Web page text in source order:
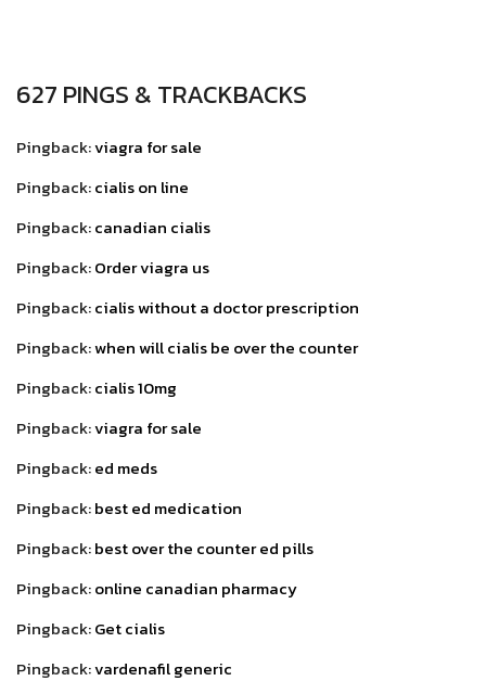
627 PINGS & TRACKBACKS
Pingback:viagra for sale
Pingback:cialis on line
Pingback:canadian cialis
Pingback:Order viagra us
Pingback:cialis without a doctor prescription
Pingback:when will cialis be over the counter
Pingback:cialis 10mg
Pingback:viagra for sale
Pingback:ed meds
Pingback:best ed medication
Pingback:best over the counter ed pills
Pingback:online canadian pharmacy
Pingback:Get cialis
Pingback:vardenafil generic